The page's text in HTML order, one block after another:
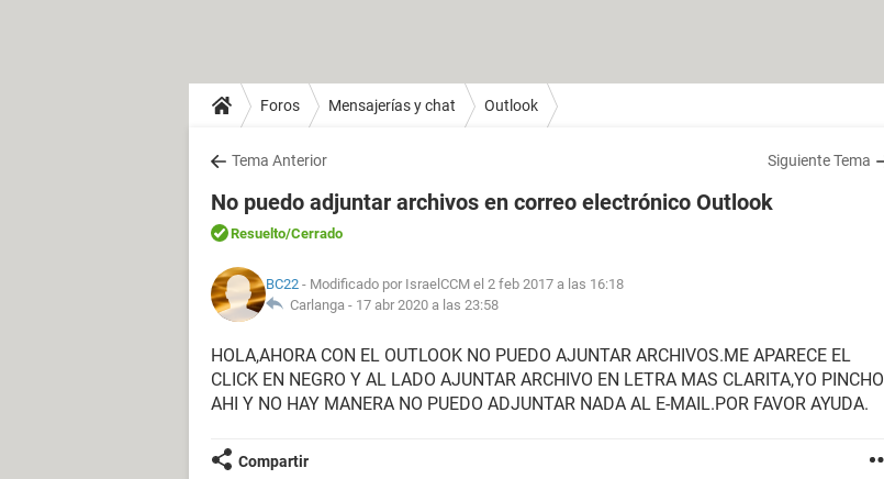
Foros Mensajerías y chat Outlook
Tema Anterior Siguiente Tema
No puedo adjuntar archivos en correo electrónico Outlook
Resuelto/Cerrado
BC22 - Modificado por IsraelCCM el 2 feb 2017 a las 16:18
Carlanga - 17 abr 2020 a las 23:58
HOLA,AHORA CON EL OUTLOOK NO PUEDO AJUNTAR ARCHIVOS.ME APARECE EL
CLICK EN NEGRO Y AL LADO AJUNTAR ARCHIVO EN LETRA MAS CLARITA,YO PINCHO
AHI Y NO HAY MANERA NO PUEDO ADJUNTAR NADA AL E-MAIL.POR FAVOR AYUDA.
Compartir